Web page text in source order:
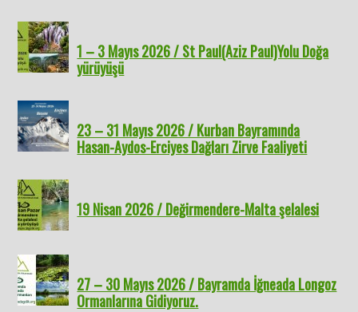
1 – 3 Mayıs 2026 / St Paul(Aziz Paul)Yolu Doğa
yürüyüşü
23 – 31 Mayıs 2026 / Kurban Bayramında
Hasan-Aydos-Erciyes Dağları Zirve Faaliyeti
19 Nisan 2026 / Değirmendere-Malta şelalesi
27 – 30 Mayıs 2026 / Bayramda İğneada Longoz
Ormanlarına Gidiyoruz.